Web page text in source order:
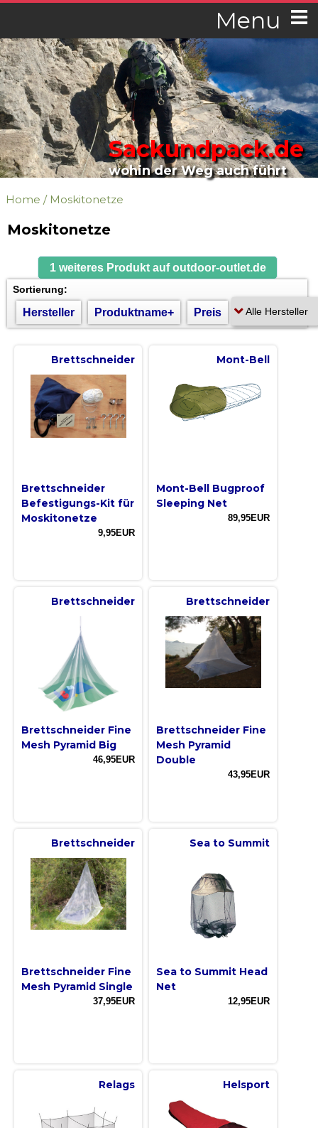
Menu
Sackundpack.de
wohin der Weg auch führt
Home / Moskitonetze
Moskitonetze
1 weiteres Produkt auf outdoor-outlet.de
Sortierung:
Hersteller Produktname+ Preis
Brettschneider
Brettschneider
Befestigungs-Kit für
Moskitonetze
9,95EUR
Mont-Bell
Mont-Bell Bugproof
Sleeping Net
89,95EUR
Brettschneider
Brettschneider Fine
Mesh Pyramid Big
46,95EUR
Brettschneider
Brettschneider Fine
Mesh Pyramid
Double
43,95EUR
Brettschneider
Brettschneider Fine
Mesh Pyramid Single
37,95EUR
Sea to Summit
Sea to Summit Head
Net
12,95EUR
Relags Helsport